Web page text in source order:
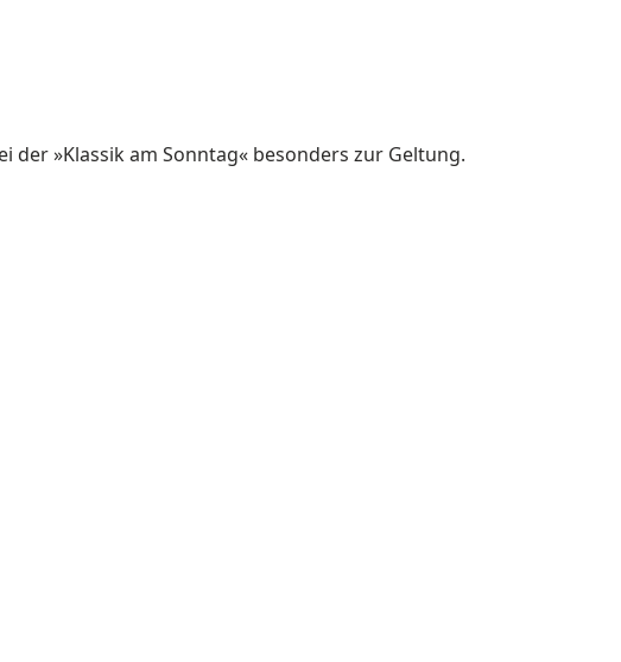
der »Klassik am Sonntag« besonders zur Geltung.